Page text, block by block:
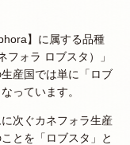
】に属する品種
ォラ ロブスタ）」
産国では単に「ロブ
っています。
次ぐカネフォラ生産
とを「ロブスタ」と